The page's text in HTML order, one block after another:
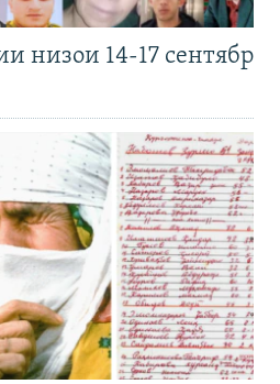
низои 14-17 сентябр